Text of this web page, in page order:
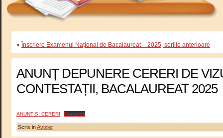
« Înscriere Examenul Național de Bacalaureat – 2025, seriile anterioare
ANUNȚ DEPUNERE CERERI DE
CONTESTAȚII, BACALAUREAT 2025
ANUNT SI CERERI Descarcă
Scris inAvizier